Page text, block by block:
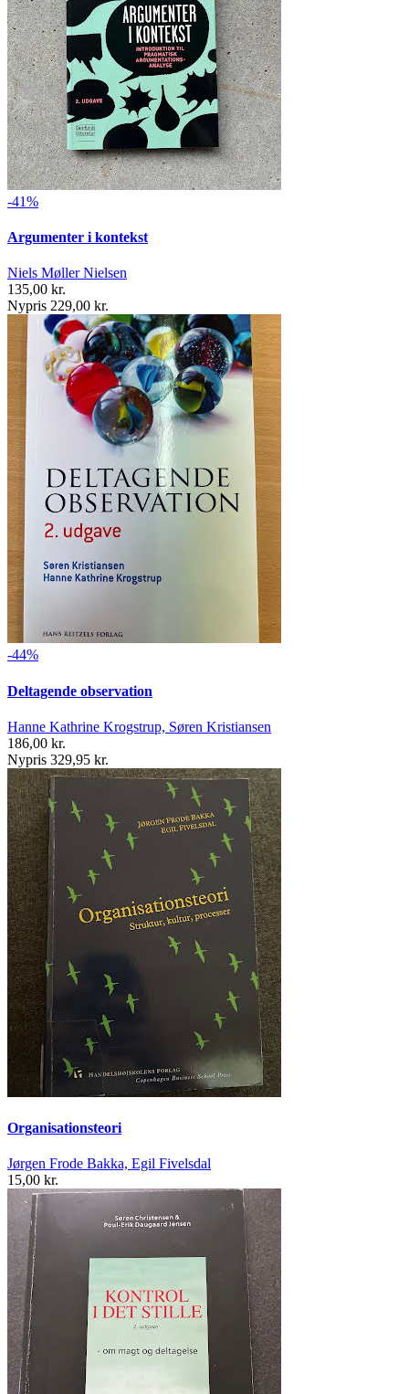
-41%
Argumenter i kontekst
Niels Møller Nielsen
135,00 kr.
Nypris 229,00 kr.
-44%
Deltagende observation
Hanne Kathrine Krogstrup, Søren Kristiansen
186,00 kr.
Nypris 329,95 kr.
Organisationsteori
Jørgen Frode Bakka, Egil Fivelsdal
15,00 kr.